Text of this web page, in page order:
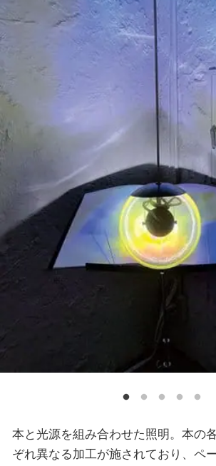
本と光源を組み合わせた照明。本の
ぞれ異なる加工が施されており、ペ